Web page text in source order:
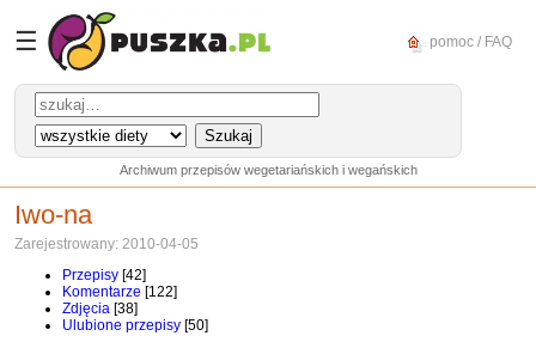
☰ pomoc / FAQ
Archiwum przepisów wegetariańskich i wegańskich
Iwo-na
Zarejestrowany: 2010-04-05
Przepisy [42]
Komentarze [122]
Zdjęcia [38]
Ulubione przepisy [50]